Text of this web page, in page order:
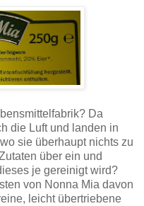
Da
die Luft und landen in
sie überhaupt nichts zu
über ein und
je gereinigt wird?
von Nonna Mia davon
leicht übertriebene